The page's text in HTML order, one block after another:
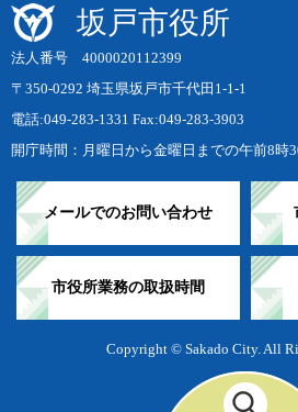
坂戸市役所
法人番号 4000020112399
〒350-0292 埼玉県坂戸市千代田1-1-1
電話:049-283-1331 Fax:049-283-3903
開庁時間：月曜日から金曜日までの午前8時
メールでのお問い合わせ
市役所業務の取扱時間
Copyright © Sakado City. All